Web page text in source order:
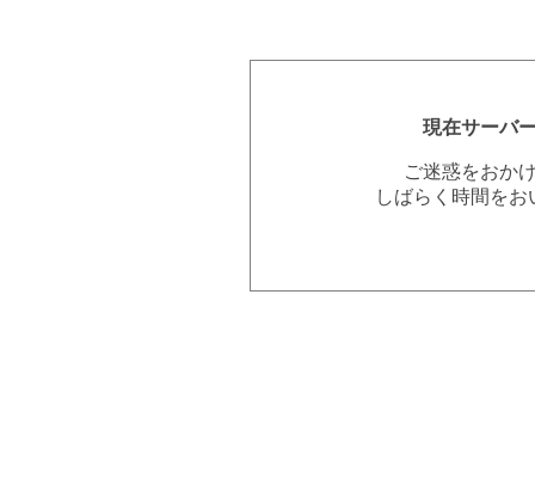
現在サーバ
ご迷惑をおか
しばらく時間を